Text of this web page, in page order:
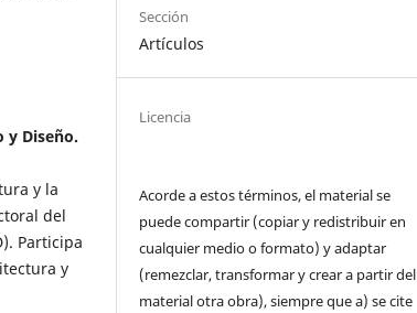
y Diseño.
y la
del
Participa
y
Sección
Artículos
Licencia
Acorde a estos términos, el material se
puede compartir (copiar y redistribuir en
cualquier medio o formato) y adaptar
(remezclar, transformar y crear a partir del
material otra obra), siempre que a) se cite